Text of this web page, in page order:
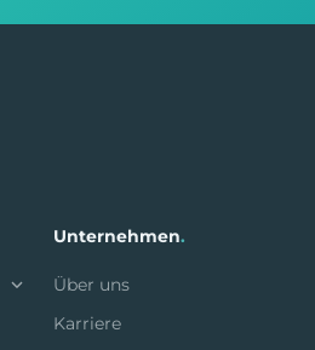
Unternehmen.
Über uns
Karriere